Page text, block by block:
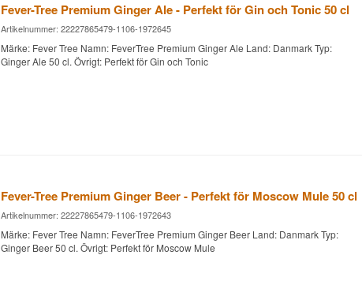
Fever-Tree Premium Ginger Ale - Perfekt för Gin och Tonic 50 cl
Artikelnummer: 22227865479-1106-1972645
Märke: Fever Tree Namn: FeverTree Premium Ginger Ale Land: Danmark Typ:
Ginger Ale 50 cl. Övrigt: Perfekt för Gin och Tonic
Fever-Tree Premium Ginger Beer - Perfekt för Moscow Mule 50 cl
Artikelnummer: 22227865479-1106-1972643
Märke: Fever Tree Namn: FeverTree Premium Ginger Beer Land: Danmark Typ:
Ginger Beer 50 cl. Övrigt: Perfekt för Moscow Mule